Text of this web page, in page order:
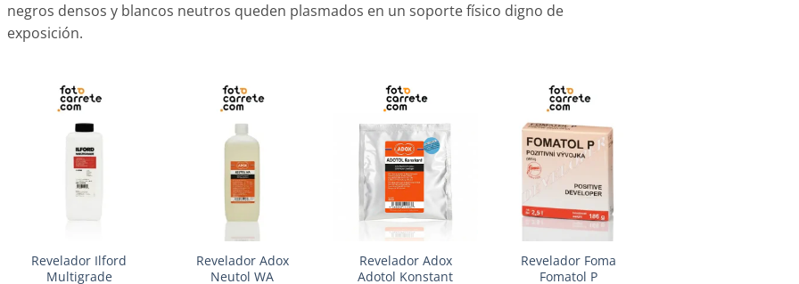
negros densos y blancos neutros queden plasmados en un soporte físico digno de
exposición.
Revelador Ilford
Multigrade
Revelador Adox
Neutol WA
Revelador Adox
Adotol Konstant
Revelador Foma
Fomatol P